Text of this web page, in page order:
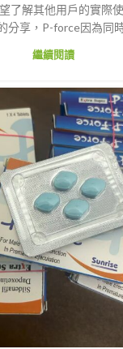
了解其他用戶的實際
分享，P-force因為同
繼續閱讀